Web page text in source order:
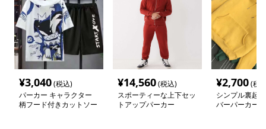
¥3,040(税込)
パーカー キャラクター
柄フード付きカットソー
¥14,560(税込)
スポーティーな上下セッ
トアップパーカー
¥2,700(税
シンプル裏起
バーパーカー